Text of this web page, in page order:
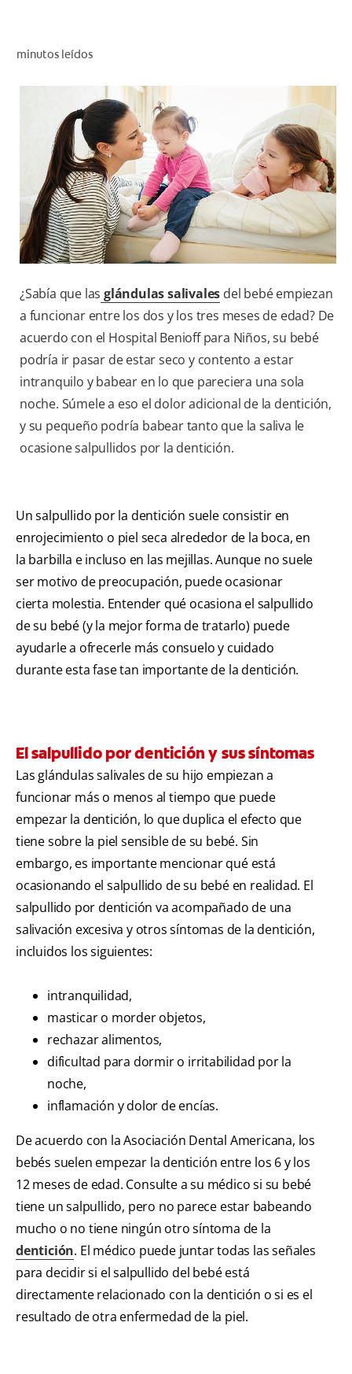
PARA PROFESIONALES
CUPONES
DÓNDE COMPRAR
BO (ES)
SUSCRÍBETE
minutos leídos
¿Sabía que las glándulas salivales del bebé empiezan
a funcionar entre los dos y los tres meses de edad? De
acuerdo con el Hospital Benioff para Niños, su bebé
podría ir pasar de estar seco y contento a estar
intranquilo y babear en lo que pareciera una sola
noche. Súmele a eso el dolor adicional de la dentición,
y su pequeño podría babear tanto que la saliva le
ocasione salpullidos por la dentición.
Un salpullido por la dentición suele consistir en
enrojecimiento o piel seca alrededor de la boca, en
la barbilla e incluso en las mejillas. Aunque no suele
ser motivo de preocupación, puede ocasionar
cierta molestia. Entender qué ocasiona el salpullido
de su bebé (y la mejor forma de tratarlo) puede
ayudarle a ofrecerle más consuelo y cuidado
durante esta fase tan importante de la dentición.
El salpullido por dentición y sus síntomas
Las glándulas salivales de su hijo empiezan a
funcionar más o menos al tiempo que puede
empezar la dentición, lo que duplica el efecto que
tiene sobre la piel sensible de su bebé. Sin
embargo, es importante mencionar qué está
ocasionando el salpullido de su bebé en realidad. El
salpullido por dentición va acompañado de una
salivación excesiva y otros síntomas de la dentición,
incluidos los siguientes:
intranquilidad,
masticar o morder objetos,
rechazar alimentos,
dificultad para dormir o irritabilidad por la
noche,
inflamación y dolor de encías.
De acuerdo con la Asociación Dental Americana, los
bebés suelen empezar la dentición entre los 6 y los
12 meses de edad. Consulte a su médico si su bebé
tiene un salpullido, pero no parece estar babeando
mucho o no tiene ningún otro síntoma de la
dentición. El médico puede juntar todas las señales
para decidir si el salpullido del bebé está
directamente relacionado con la dentición o si es el
resultado de otra enfermedad de la piel.